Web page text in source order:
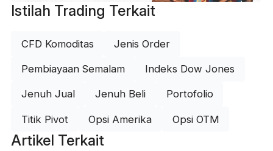
Istilah Trading Terkait
CFD Komoditas Jenis Order
Pembiayaan Semalam Indeks Dow Jones
Jenuh Jual Jenuh Beli Portofolio
Titik Pivot Opsi Amerika Opsi OTM
Artikel Terkait